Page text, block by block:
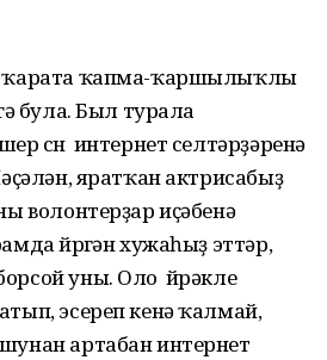
ҡарата ҡапма-ҡаршылыҡлы
була. Был турала
өсөн интернет селтәрҙәренә
яратҡан актрисабыҙ
волонтерҙар иҫәбенә
йөрөгән хужаһыҙ эттәр,
уны. Оло йөрәкле
эсереп кенә ҡалмай,
артабан интернет